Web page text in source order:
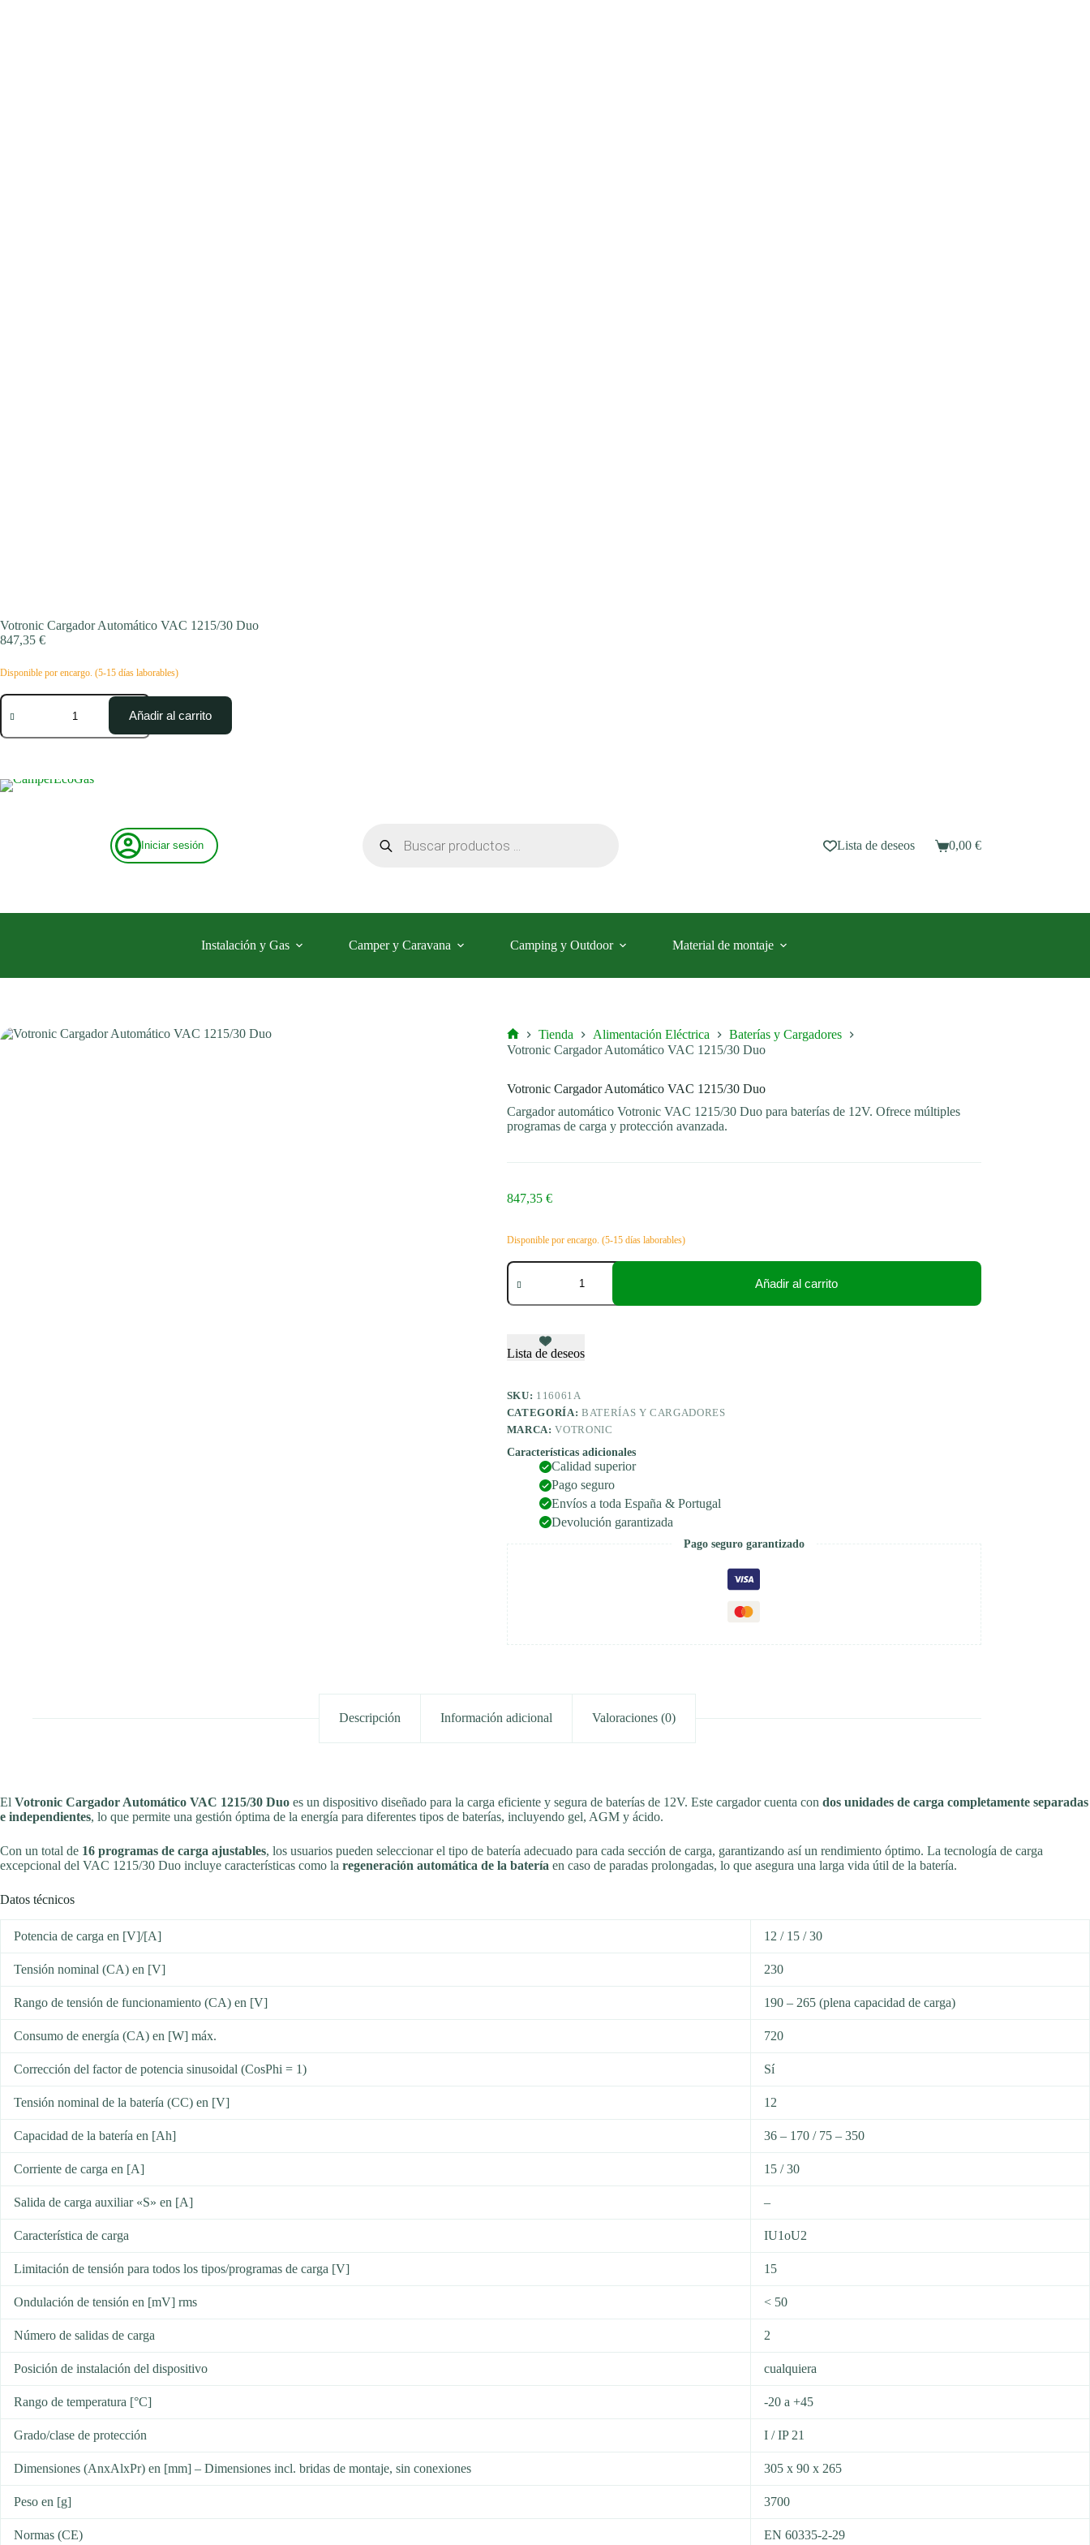
Votronic Cargador Automático VAC 1215/30 Duo
847,35 €
Disponible por encargo. (5-15 días laborables)
Votronic
Cargador
VAC
cantidad
Añadir al carrito
Iniciar sesión
productos
Lista de deseos
Carro
0,00 €
Instalación y Gas Camper y Caravana Camping y Outdoor Material de montaje
Inicio
Tienda Alimentación Eléctrica
Baterías y Cargadores
Votronic Cargador Automático VAC 1215/30 Duo
Votronic Cargador Automático VAC 1215/30 Duo
Cargador automático Votronic VAC 1215/30 Duo para baterías de 12V. Ofrece múltiples
programas de carga y protección avanzada.
847,35 €
Disponible por encargo. (5-15 días laborables)
Votronic
Cargador
VAC
cantidad
Añadir al carrito
Lista de deseos
SKU: 116061A
CATEGORÍA: BATERÍAS Y CARGADORES
MARCA:VOTRONIC
Características adicionales
Calidad superior
Pago seguro
Envíos a toda España & Portugal
Devolución garantizada
Pago seguro garantizado
Descripción Información adicional Valoraciones (0)
El Votronic Cargador Automático VAC 1215/30 Duo es un dispositivo diseñado para la carga eficiente y segura de baterías de 12V. Este cargador cuenta con dos unidades de carga completamente separadas
e independientes, lo que permite una gestión óptima de la energía para diferentes tipos de baterías, incluyendo gel, AGM y ácido.
Con un total de 16 programas de carga ajustables, los usuarios pueden seleccionar el tipo de batería adecuado para cada sección de carga, garantizando así un rendimiento óptimo. La tecnología de carga
excepcional del VAC 1215/30 Duo incluye características como la regeneración automática de la batería en caso de paradas prolongadas, lo que asegura una larga vida útil de la batería.
Datos técnicos
Potencia de carga en [V]/[A] 12 / 15 / 30
Tensión nominal (CA) en [V] 230
Rango de tensión de funcionamiento (CA) en [V] 190 – 265 (plena capacidad de carga)
Consumo de energía (CA) en [W] máx. 720
Corrección del factor de potencia sinusoidal (CosPhi = 1) Sí
Tensión nominal de la batería (CC) en [V] 12
Capacidad de la batería en [Ah] 36 – 170 / 75 – 350
Corriente de carga en [A] 15 / 30
Salida de carga auxiliar «S» en [A] –
Característica de carga IU1oU2
Limitación de tensión para todos los tipos/programas de carga [V] 15
Ondulación de tensión en [mV] rms < 50
Número de salidas de carga 2
Posición de instalación del dispositivo cualquiera
Rango de temperatura [°C] -20 a +45
Grado/clase de protección I / IP 21
Dimensiones (AnxAlxPr) en [mm] – Dimensiones incl. bridas de montaje, sin conexiones 305 x 90 x 265
Peso en [g] 3700
Normas (CE) EN 60335-2-29